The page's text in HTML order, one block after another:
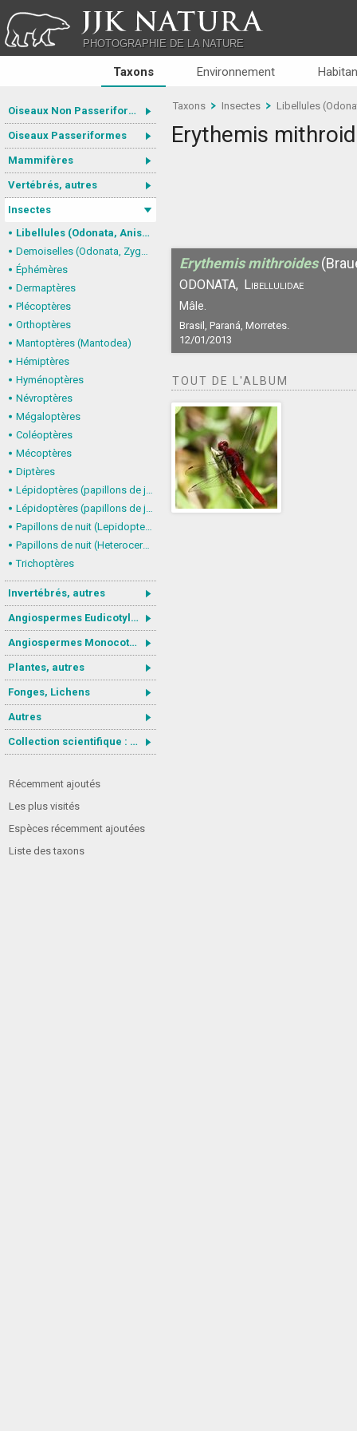
JJK NATURA
PHOTOGRAPHIE DE LA NATURE
Taxons Environnement
Oiseaux Non Passeriformes
Oiseaux Passeriformes
Mammifères
Vertébrés, autres
Insectes
Libellules (Odonata, Anisoptera)
Demoiselles (Odonata, Zygoptera)
Éphémères
Dermaptères
Plécoptères
Orthoptères
Mantoptères (Mantodea)
Hémiptères
Hyménoptères
Névroptères
Mégaloptères
Coléoptères
Mécoptères
Diptères
Lépidoptères (papillons de jour) : nymphalidés
Lépidoptères (papillons de jour, Rhopalocera), autres
Papillons de nuit (Lepidoptera, Heterocera) : Noctuoidea
Papillons de nuit (Heterocera), autres
Trichoptères
Invertébrés, autres
Angiospermes Eudicotylédones
Angiospermes Monocotylédones
Plantes, autres
Fonges, Lichens
Autres
Collection scientifique : Gastrotricha
Récemment ajoutés
Les plus visités
Espèces récemment ajoutées
Liste des taxons
Taxons Insectes Libellules
Erythemis
Erythemis mithroides
ODONATA, Libellulidae
Mâle.
Brasil, Paraná, Morretes.
12/01/2013
TOUT DE L'ALBUM